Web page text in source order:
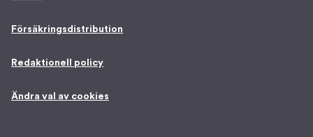
Försäkringsdistribution
Redaktionell policy
Ändra val av cookies